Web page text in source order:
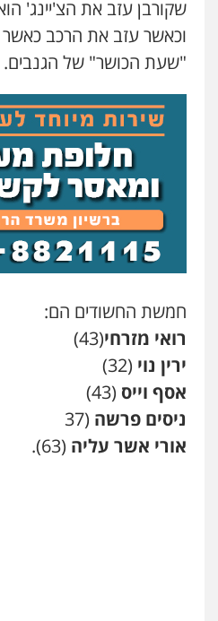
עו"ד אסף גונן
פלילי
וחקירות
גל דהן – משרד
פלילי פשיעה
וחקירות
0544723840
עו"ד ראוף
פלילי עורכי דין
רכוש
דוד אפרים
0506209859
עדי כרמלי –
שקורבן עזב את הצ'יינג'
וכאשר עזב את הרכב כאשר
"שעת הכושר" של הגנבים.
חמשת החשודים הם:
רואי מזרחי(43)
ירין נוי (32)
אסף וייס (43)
ניסים פרשה (37
אורי אשר עליה (63).